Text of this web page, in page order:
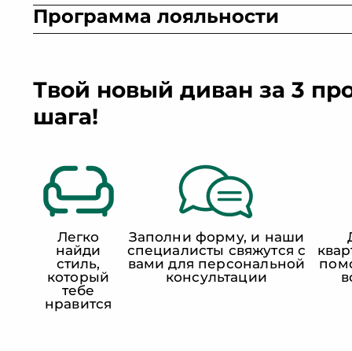
ВелюрИскусственная
замша
Микровелюр
Программа лояльности
Твой новый диван за 3
шага!
Легко
найди
стиль,
который
тебе
нравится
Заполни форму, и наши
специалисты свяжутся с
вами для персональной
консультации